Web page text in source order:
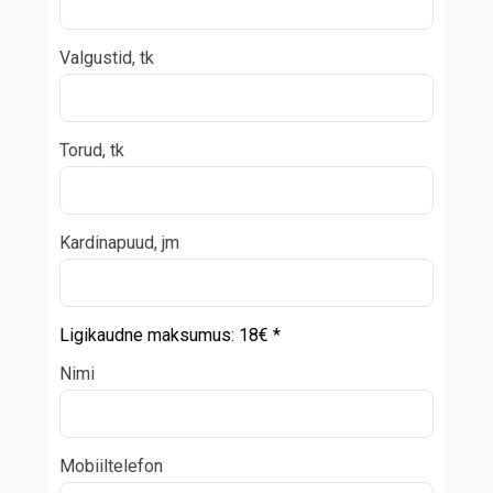
Valgustid, tk
Torud, tk
Kardinapuud, jm
Ligikaudne maksumus: 18€ *
Nimi
Mobiiltelefon